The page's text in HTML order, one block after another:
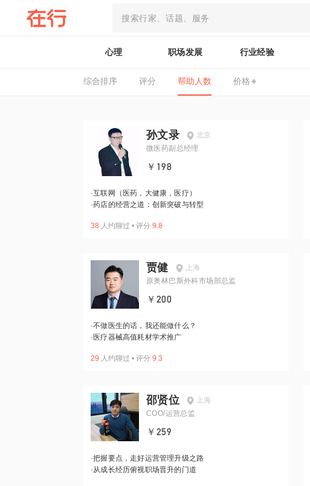
心理 职场发展 行业经验
综合排序 评分 帮助人数 价格
孙文录
北京
微医药副总经理
￥198
·互联网（医药，大健康，医疗）
·药店的经营之道：创新突破与转型
38 人约聊过 • 评分 9.8
贾健
上海
原奥林巴斯外科市场部总监
￥200
·不做医生的话，我还能做什么？
· 医疗器械高值耗材学术推广
29 人约聊过 • 评分 9.3
邵贤位
上海
COO/运营总监
￥259
·把握要点，走好运营管理升级之路
·从成长经历俯视职场晋升的门道